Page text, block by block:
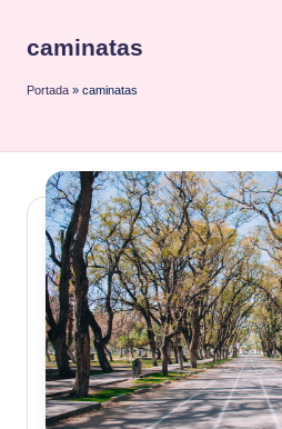
caminatas
Portada » caminatas